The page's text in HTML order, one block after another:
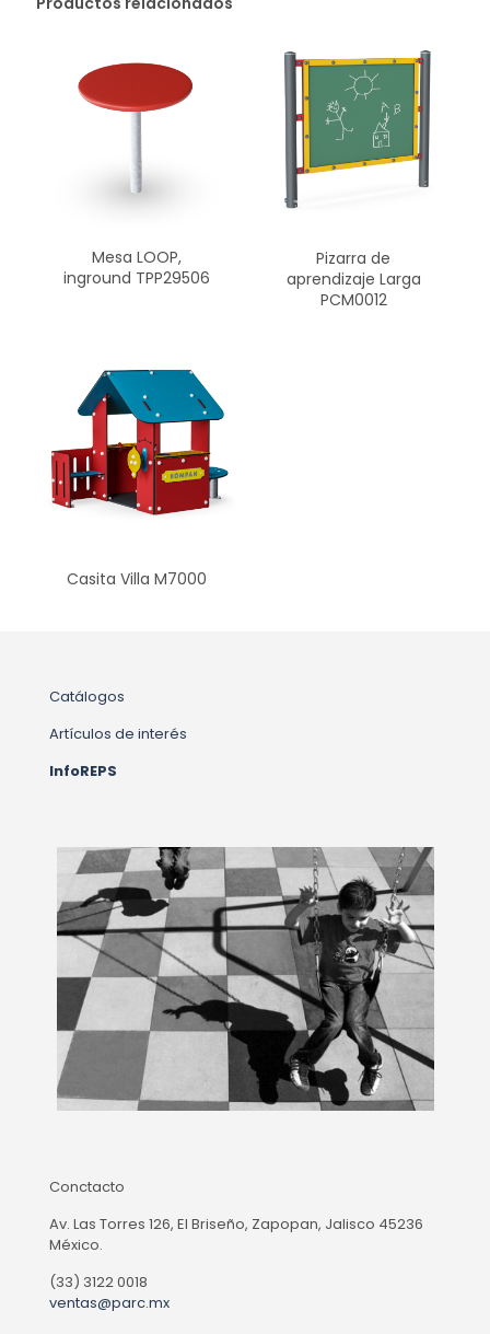
Mesa LOOP,
inground TPP29506
Pizarra de
aprendizaje Larga
PCM0012
Casita Villa M7000
Catálogos
Artículos de interés
InfoREPS
Conctacto
Av. Las Torres 126, El Briseño, Zapopan, Jalisco 45236
México.
(33) 3122 0018
ventas@parc.mx